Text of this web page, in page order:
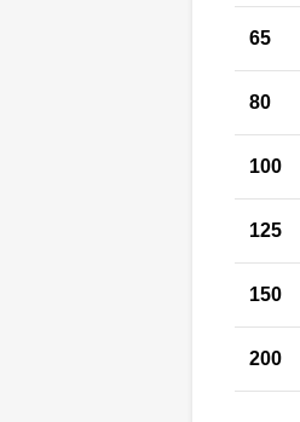
65
80
100
125
150
200